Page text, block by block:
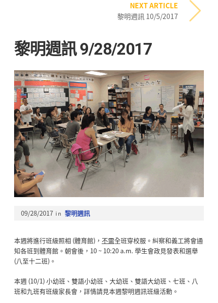
NEXT ARTICLE
黎明週訊 10/5/2017
黎明週訊 9/28/2017
09/28/2017 in 黎明週訊
本週將進行班級照相 (體育館)， 不需全班穿校服。糾察和義工將會通
知各班到體育館。朝會後，10 ~ 10:20 a.m. 學生會政見發表和選舉
(八至十二班)。
本週 (10/1) 小幼班、雙語小幼班、大幼班、雙語大幼班、七班、八
班和九班有班級家長會，詳情請見本週黎明週訊班級活動。